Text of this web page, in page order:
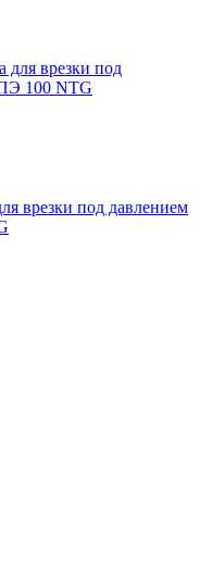
врезки под давлением